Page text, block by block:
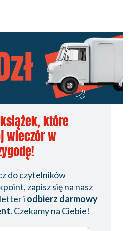
które
wieczór w
do czytelników
zapisz się na nasz
i odbierz darmowy
. Czekamy na Ciebie!